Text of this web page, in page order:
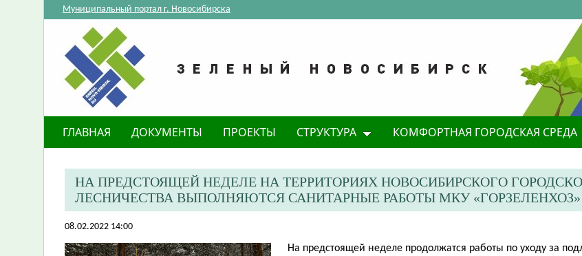
Муниципальный портал г. Новосибирска
ГЛАВНАЯ ДОКУМЕНТЫ ПРОЕКТЫ СТРУКТУРА КОМФОРТНАЯ ГОРОДСКАЯ СРЕДА
НА ПРЕДСТОЯЩЕЙ НЕДЕЛЕ НА ТЕРРИТОРИЯХ НОВОСИБИРСКОГО
ЛЕСНИЧЕСТВА ВЫПОЛНЯЮТСЯ САНИТАРНЫЕ РАБОТЫ МКУ «ГОРЗЕЛЕНХОЗ»
08.02.2022 14:00
На предстоящей неделе продолжатся работы по уходу за